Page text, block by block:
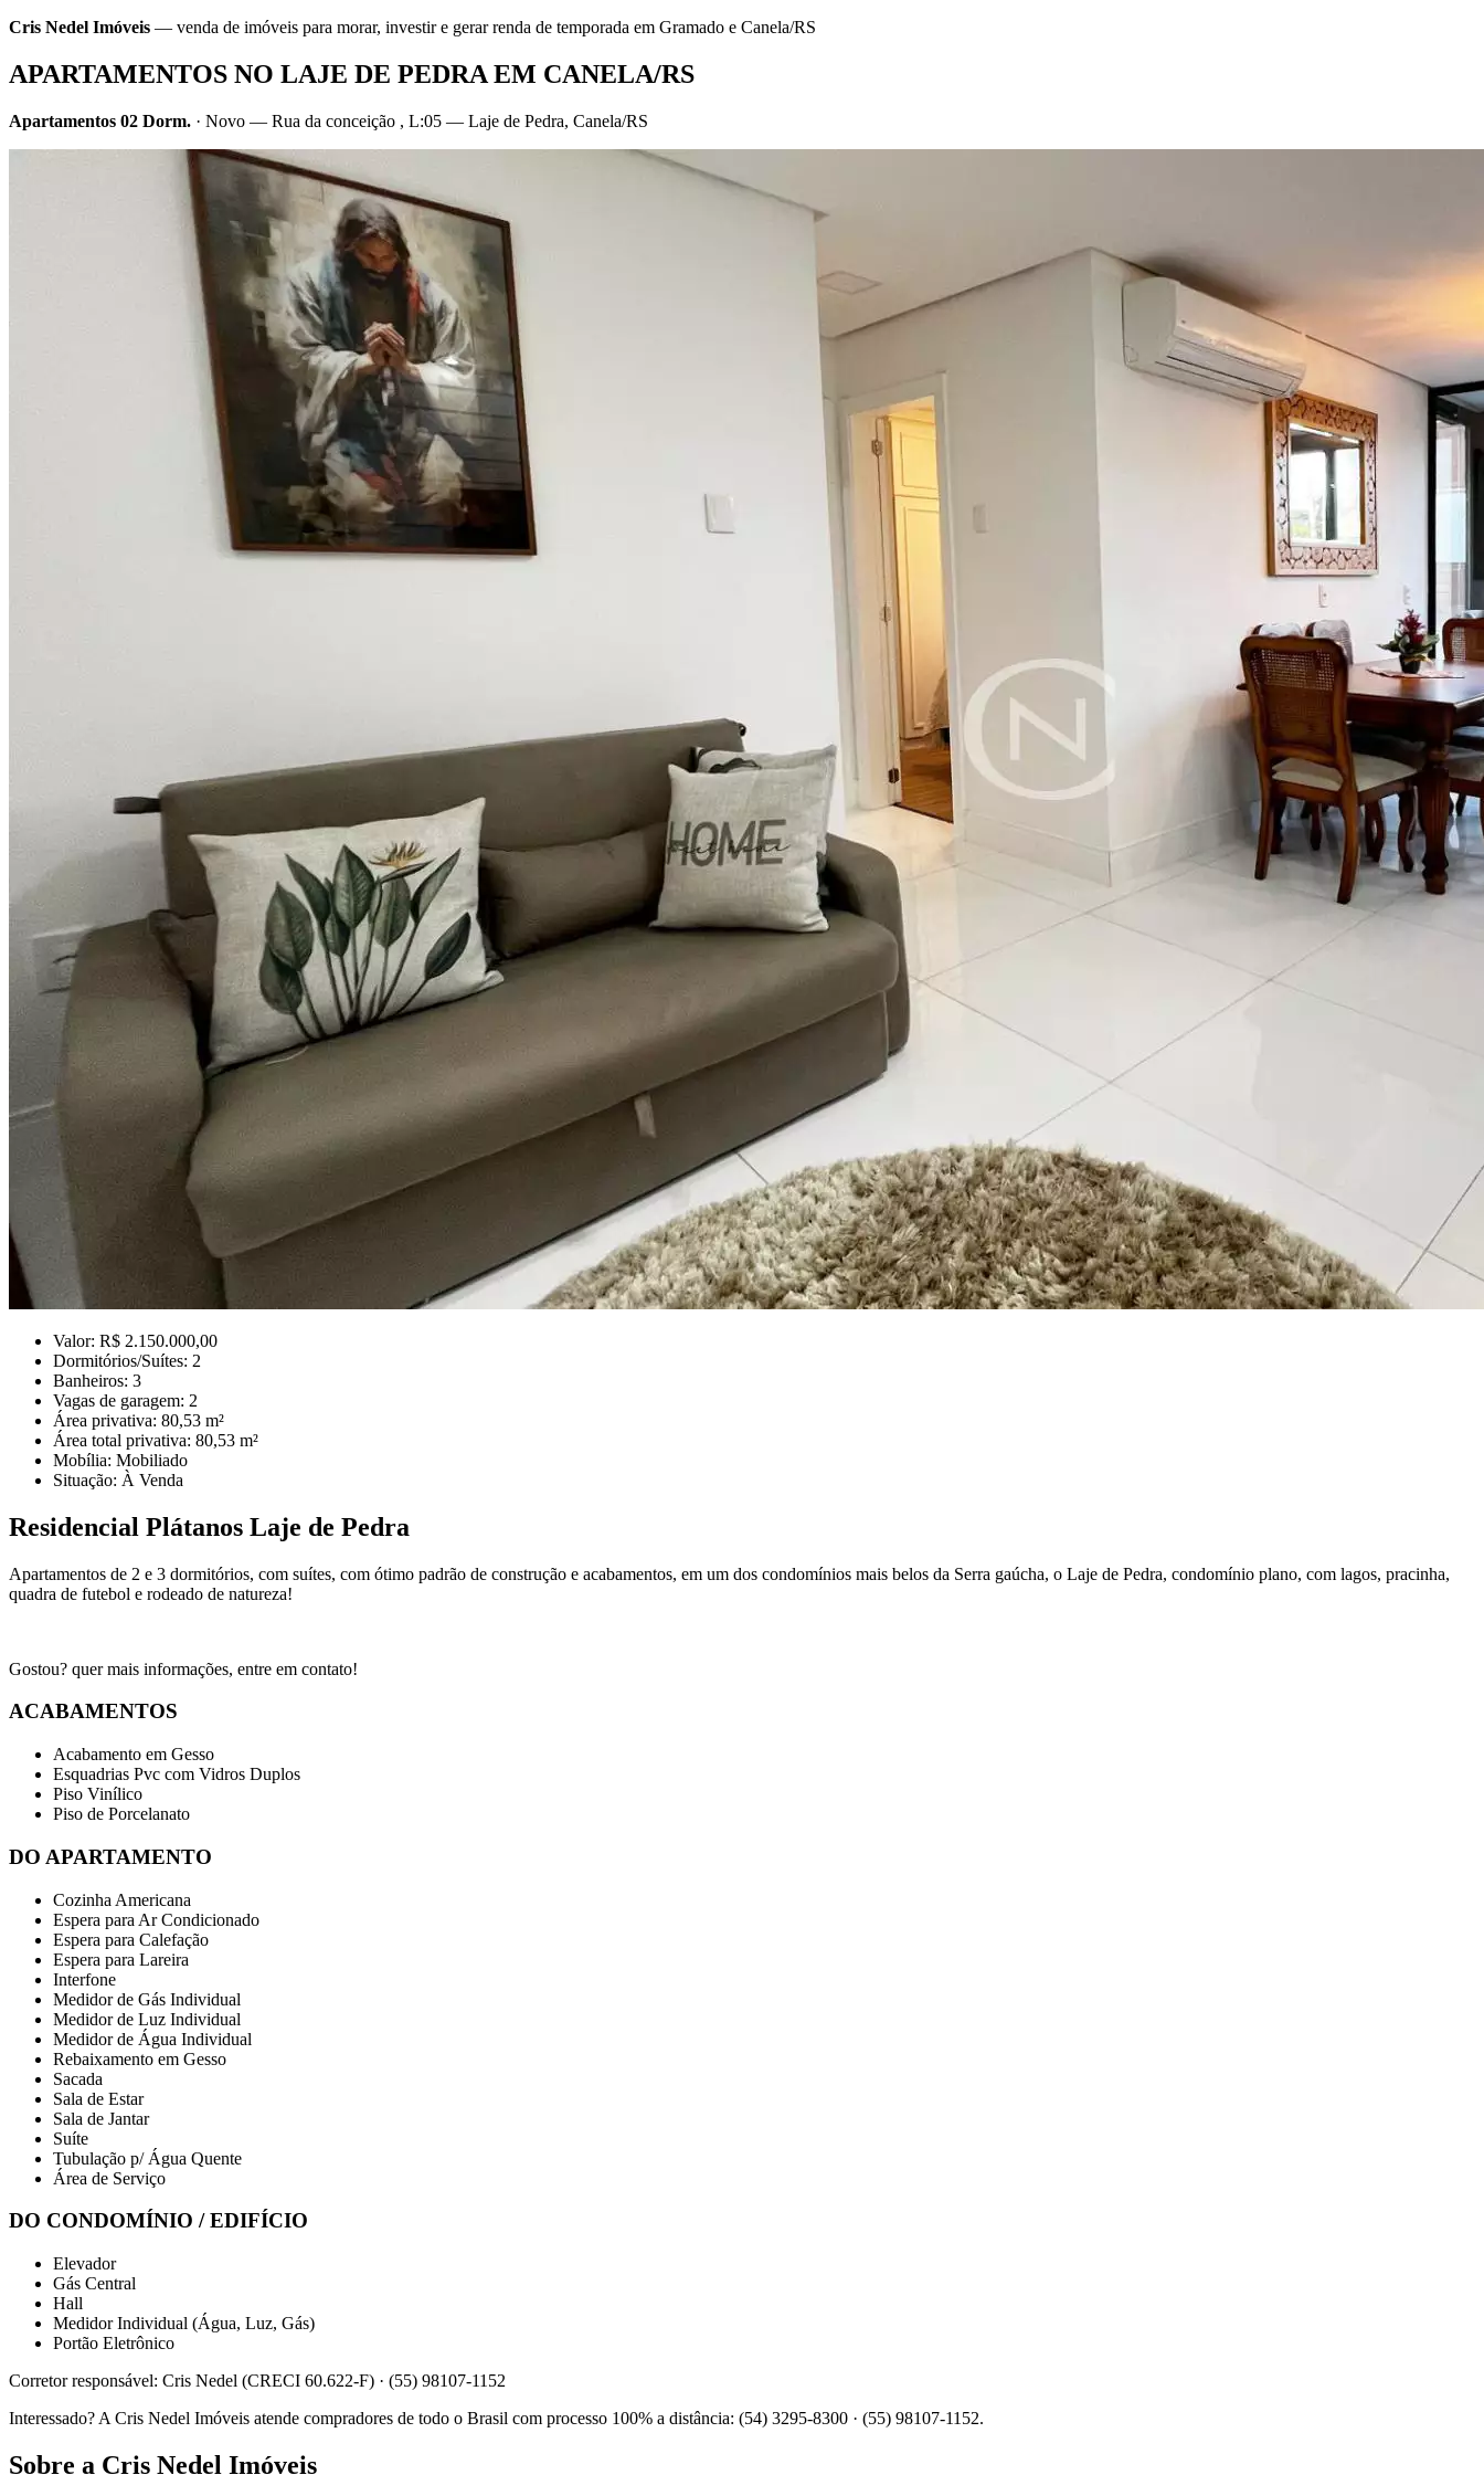
Cris Nedel Imóveis — venda de imóveis para morar, investir e gerar renda de temporada em Gramado e Canela/RS
APARTAMENTOS NO LAJE DE PEDRA EM CANELA/RS
Apartamentos 02 Dorm. · Novo — Rua da conceição , L:05 — Laje de Pedra, Canela/RS
Valor: R$ 2.150.000,00
Dormitórios/Suítes: 2
Banheiros: 3
Vagas de garagem: 2
Área privativa: 80,53 m²
Área total privativa: 80,53 m²
Mobília: Mobiliado
Situação: À Venda
Residencial Plátanos Laje de Pedra
Apartamentos de 2 e 3 dormitórios, com suítes, com ótimo padrão de construção e acabamentos, em um dos condomínios mais belos da Serra gaúcha, o Laje de Pedra, condomínio plano, com lagos, pracinha,
quadra de futebol e rodeado de natureza!
Gostou? quer mais informações, entre em contato!
ACABAMENTOS
Acabamento em Gesso
Esquadrias Pvc com Vidros Duplos
Piso Vinílico
Piso de Porcelanato
DO APARTAMENTO
Cozinha Americana
Espera para Ar Condicionado
Espera para Calefação
Espera para Lareira
Interfone
Medidor de Gás Individual
Medidor de Luz Individual
Medidor de Água Individual
Rebaixamento em Gesso
Sacada
Sala de Estar
Sala de Jantar
Suíte
Tubulação p/ Água Quente
Área de Serviço
DO CONDOMÍNIO / EDIFÍCIO
Elevador
Gás Central
Hall
Medidor Individual (Água, Luz, Gás)
Portão Eletrônico
Corretor responsável: Cris Nedel (CRECI 60.622-F) · (55) 98107-1152
Interessado? A Cris Nedel Imóveis atende compradores de todo o Brasil com processo 100% a distância: (54) 3295-8300 · (55) 98107-1152.
Sobre a Cris Nedel Imóveis